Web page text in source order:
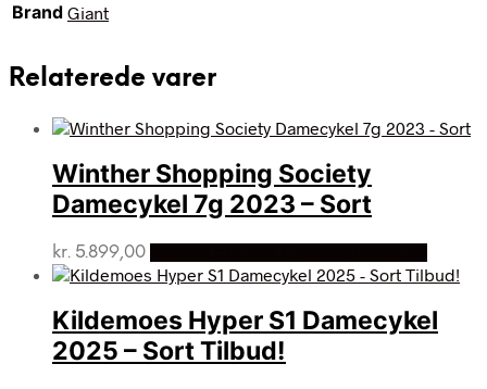
Brand Giant
Relaterede varer
Winther Shopping Society
Damecykel 7g 2023 – Sort
kr. 5.899,00
Kildemoes Hyper S1 Damecykel
2025 – Sort Tilbud!